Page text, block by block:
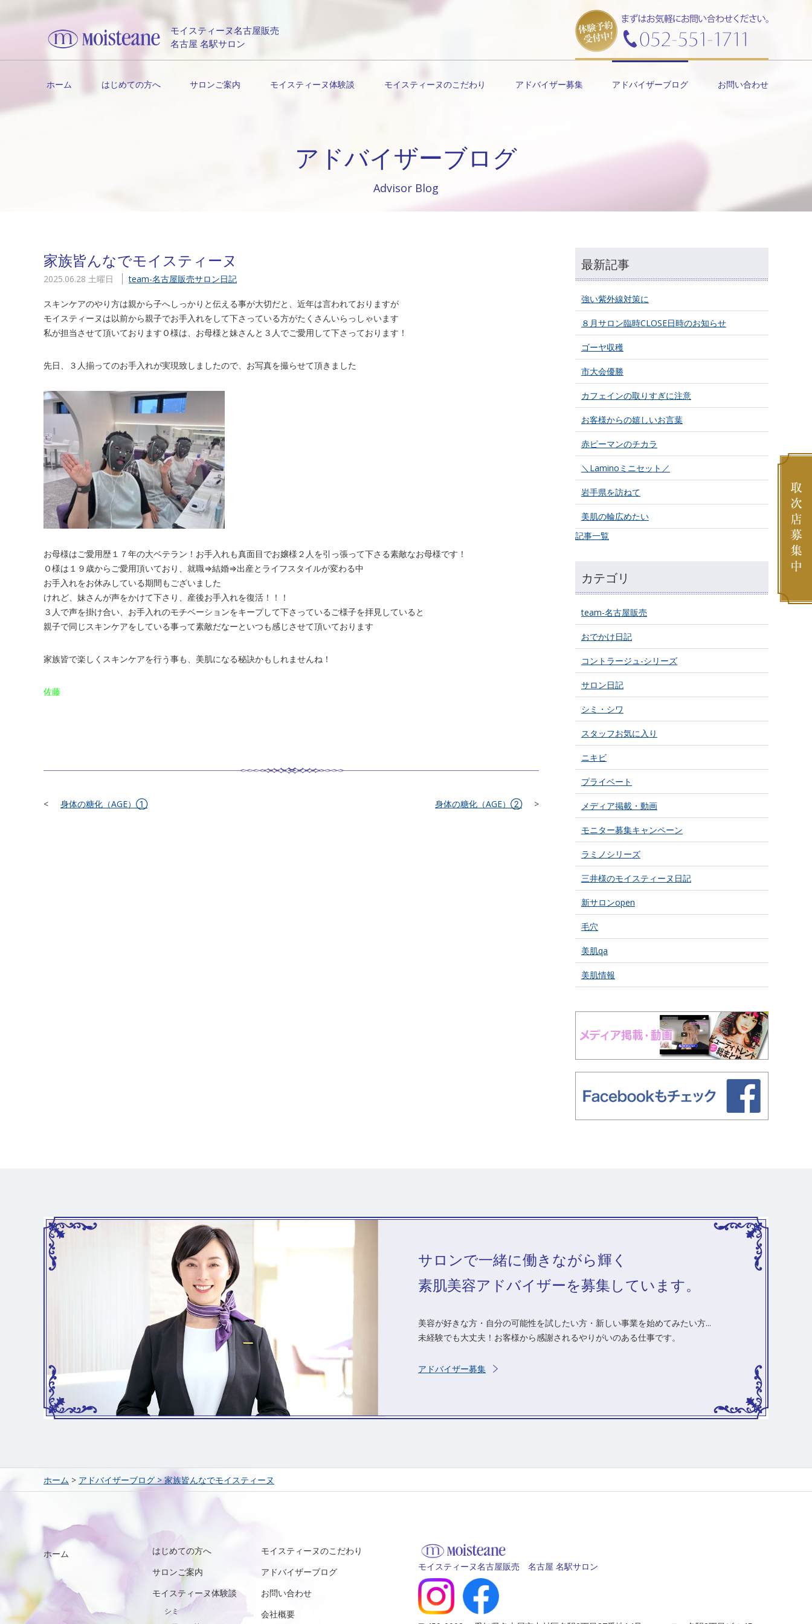
モイスティーヌ名古屋販売
名古屋 名駅サロン
ホーム はじめての方へ サロンご案内 モイスティーヌ体験談 モイスティーヌのこだわり アドバイザー募集 アドバイザーブログ お問い合わせ
アドバイザーブログ
Advisor Blog
家族皆んなでモイスティーヌ
2025.06.28 土曜日 team-名古屋販売サロン日記
スキンケアのやり方は親から子へしっかりと伝える事が大切だと、近年は言われておりますが
モイスティーヌは以前から親子でお手入れをして下さっている方がたくさんいらっしゃいます
私が担当させて頂いておりますＯ様は、お母様と妹さんと３人でご愛用して下さっております！
先日、３人揃ってのお手入れが実現致しましたので、お写真を撮らせて頂きました
お母様はご愛用歴１７年の大ベテラン！お手入れも真面目でお嬢様２人を引っ張って下さる素敵なお母様です！
Ｏ様は１９歳からご愛用頂いており、就職⇒結婚⇒出産とライフスタイルが変わる中
お手入れをお休みしている期間もございました
けれど、妹さんが声をかけて下さり、産後お手入れを復活！！！
３人で声を掛け合い、お手入れのモチベーションをキープして下さっているご様子を拝見していると
親子で同じスキンケアをしている事って素敵だなーといつも感じさせて頂いております
家族皆で楽しくスキンケアを行う事も、美肌になる秘訣かもしれませんね！
佐藤
身体の糖化（AGE）① 身体の糖化（AGE）②
最新記事
強い紫外線対策に
８月サロン臨時CLOSE日時のお知らせ
ゴーヤ収穫
市大会優勝
カフェインの取りすぎに注意
お客様からの嬉しいお言葉
赤ピーマンのチカラ
＼Laminoミニセット／
岩手県を訪ねて
美肌の輪広めたい
記事一覧
カテゴリ
team-名古屋販売
おでかけ日記
コントラージュ-シリーズ
サロン日記
シミ・シワ
スタッフお気に入り
ニキビ
プライベート
メディア掲載・動画
モニター募集キャンペーン
ラミノシリーズ
三井様のモイスティーヌ日記
新サロンopen
毛穴
美肌qa
美肌情報
サロンで一緒に働きながら輝く
素肌美容アドバイザーを募集しています。
美容が好きな方・自分の可能性を試したい方・新しい事業を始めてみたい方...
未経験でも大丈夫！お客様から感謝されるやりがいのある仕事です。
アドバイザー募集
ホーム > アドバイザーブログ >家族皆んなでモイスティーヌ
ホーム
はじめての方へ
サロンご案内
モイスティーヌ体験談
シミ
モイスティーヌのこだわり
アドバイザーブログ
お問い合わせ
会社概要
モイスティーヌ名古屋販売 名古屋 名駅サロン